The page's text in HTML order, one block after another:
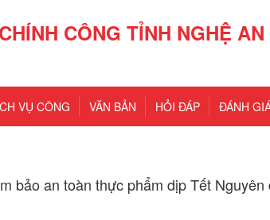
CÔNG TỈNH NGHỆ AN
VỤ CÔNG VĂN BẢN HỎI ĐÁP ĐÁNH
bảo an toàn thực phẩm dịp Tết Nguyên